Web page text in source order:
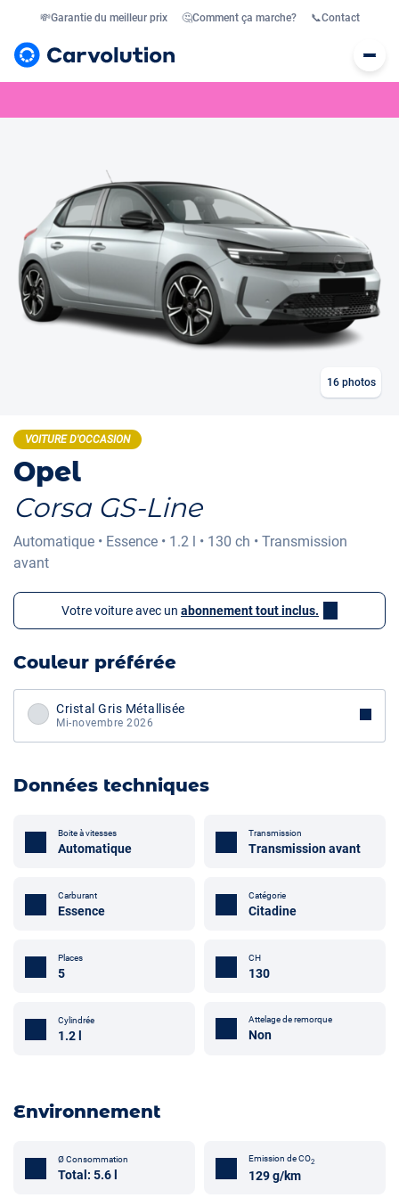
💸Garantie du meilleur prix 🤔Comment ça marche? 📞Contact
16photos
VOITURE D'OCCASION
Opel
Corsa GS-Line
Automatique • Essence • 1.2 l • 130 ch • Transmission
avant
Votre voiture avec un abonnement tout inclus.
Couleur préférée
Cristal Gris Métallisée
Mi-novembre 2026
Données techniques
Boite à vitesses
Automatique
Transmission
Transmission avant
Carburant
Essence
Catégorie
Citadine
Places
5
CH
130
Cylindrée
1.2 l
Attelage de remorque
Non
Environnement
Ø Consommation
Total: 5.6 l
Emission de CO2
129 g/km